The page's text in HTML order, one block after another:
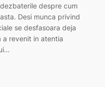
despre cum
Desi munca privind
se desfasoara deja
a revenit in atentia